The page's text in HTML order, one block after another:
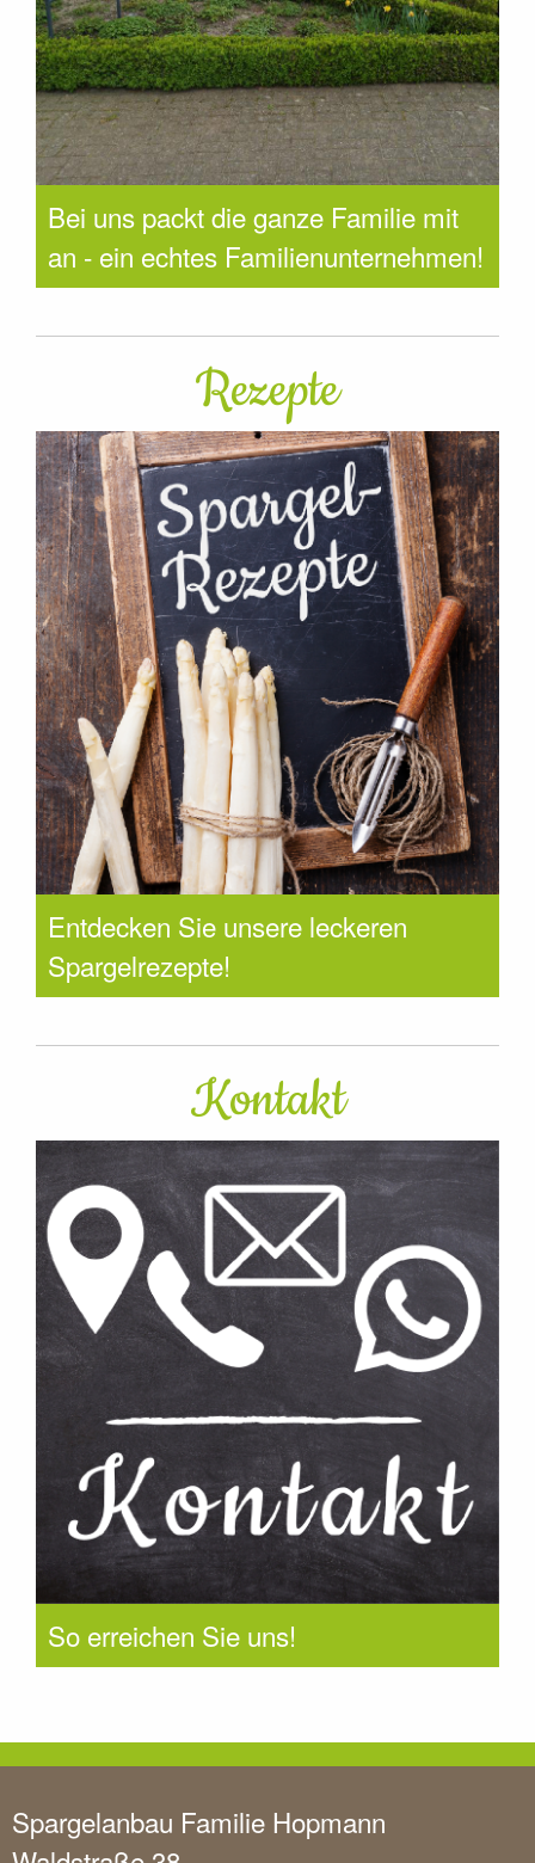
Bei uns packt die ganze Familie mit
an - ein echtes Familienunternehmen!
Rezepte
Entdecken Sie unsere leckeren
Spargelrezepte!
Kontakt
So erreichen Sie uns!
Spargelanbau Familie Hopmann